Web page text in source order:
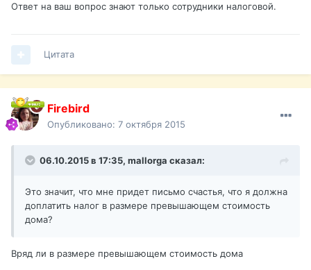
Ответ на ваш вопрос знают только сотрудники налоговой.
Цитата
Firebird
Опубликовано: 7 октября 2015
06.10.2015 в 17:35, mallorga сказал:
Это значит, что мне придет письмо счастья, что я должна
доплатить налог в размере превышающем стоимость
дома?
Вряд ли в размере превышающем стоимость дома